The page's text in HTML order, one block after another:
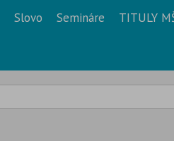
Slovo Semináre TITULY